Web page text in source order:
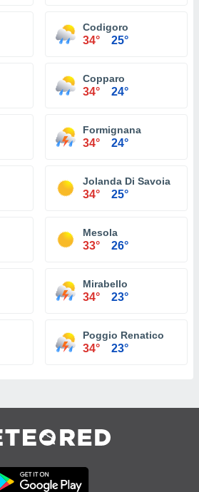
Codigoro
34° 25°
Copparo
34° 24°
Formignana
34° 24°
Jolanda Di Savoia
34° 25°
Mesola
33° 26°
Mirabello
34° 23°
Poggio Renatico
34° 23°